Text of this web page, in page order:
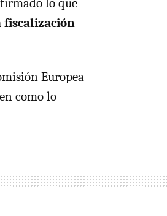
lo que
Europea
como lo